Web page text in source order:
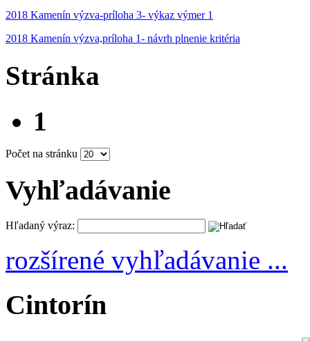
2018 Kamenín výzva-príloha 3- výkaz výmer 1
2018 Kamenín výzva,príloha 1- návrh plnenie kritéria
Stránka
1
Počet na stránku
Vyhľadávanie
Hľadaný výraz:
rozšírené vyhľadávanie ...
Cintorín